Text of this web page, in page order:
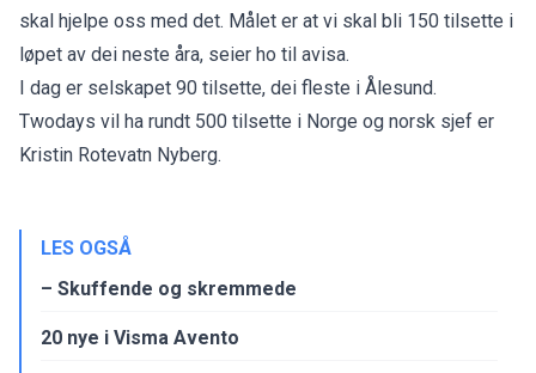
skal hjelpe oss med det. Målet er at vi skal bli 150 tilsette i
løpet av dei neste åra, seier ho til avisa.
I dag er selskapet 90 tilsette, dei fleste i Ålesund.
Twodays vil ha rundt 500 tilsette i Norge og norsk sjef er
Kristin Rotevatn Nyberg.
LES OGSÅ
– Skuffende og skremmede
20 nye i Visma Avento